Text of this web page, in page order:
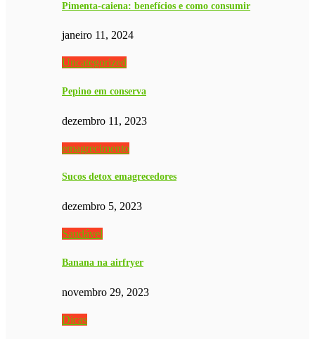
Pimenta-caiena: benefícios e como consumir
janeiro 11, 2024
Uncategorized
Pepino em conserva
dezembro 11, 2023
emagrecimento
Sucos detox emagrecedores
dezembro 5, 2023
Saudável
Banana na airfryer
novembro 29, 2023
Dicas